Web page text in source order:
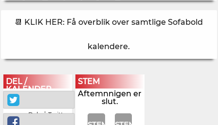
📆 KLIK HER: Få overblik over samtlige Sofabold
kalendere.
DEL /
KALENDER
Del på Twitter
STEM
Aftemnnigen er
slut.